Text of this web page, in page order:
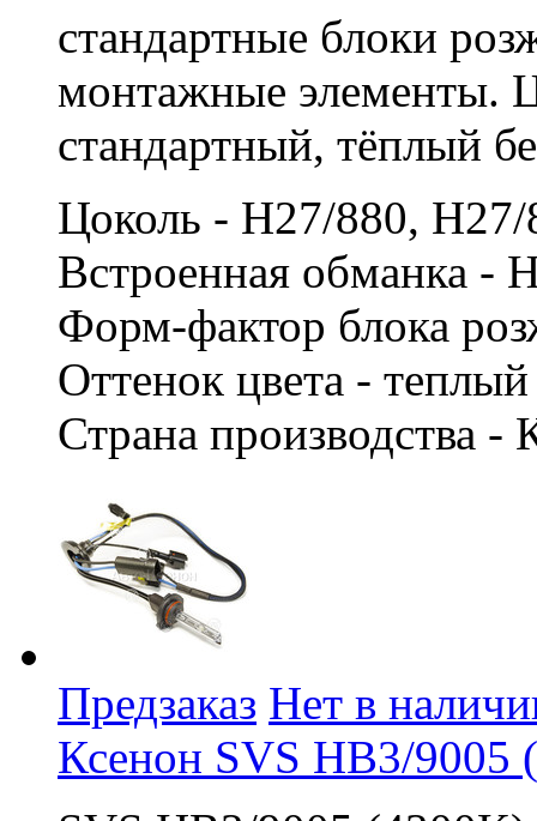
стандартные блоки
монтажные элементы.
стандартный, тёплый
Цоколь - H27/880,
Встроенная обманка -
Форм-фактор блока
Оттенок цвета -
Страна производства -
Предзаказ Нет в
Ксенон SVS HB3/9005